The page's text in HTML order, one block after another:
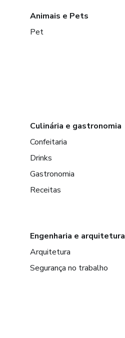
Animais e Pets
Pet
Culinária e gastronomia
Confeitaria
Drinks
Gastronomia
Receitas
Engenharia e arquitetura
Arquitetura
Segurança no trabalho